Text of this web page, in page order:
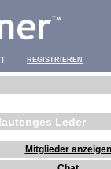
REGISTRIEREN
Leder
Mitglieder anzeigen